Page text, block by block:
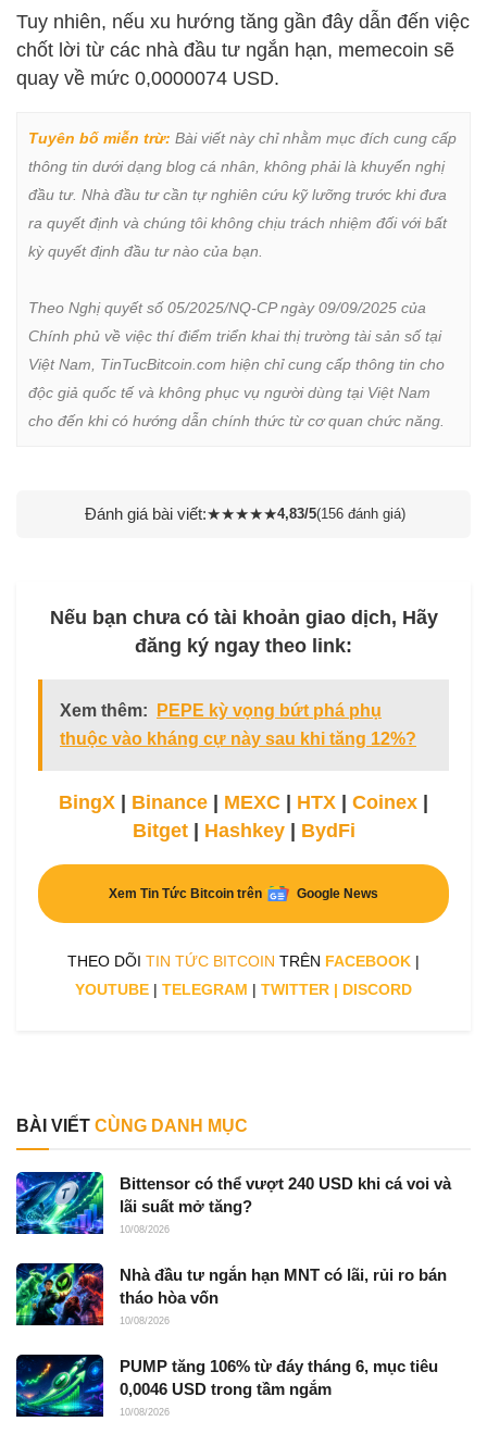
Tuy nhiên, nếu xu hướng tăng gần đây dẫn đến việc
chốt lời từ các nhà đầu tư ngắn hạn, memecoin sẽ
quay về mức 0,0000074 USD.
Tuyên bố miễn trừ: Bài viết này chỉ nhằm mục đích cung cấp
thông tin dưới dạng blog cá nhân, không phải là khuyến nghị
đầu tư. Nhà đầu tư cần tự nghiên cứu kỹ lưỡng trước khi đưa
ra quyết định và chúng tôi không chịu trách nhiệm đối với bất
kỳ quyết định đầu tư nào của bạn.
Theo Nghị quyết số 05/2025/NQ-CP ngày 09/09/2025 của
Chính phủ về việc thí điểm triển khai thị trường tài sản số tại
Việt Nam, TinTucBitcoin.com hiện chỉ cung cấp thông tin cho
độc giả quốc tế và không phục vụ người dùng tại Việt Nam
cho đến khi có hướng dẫn chính thức từ cơ quan chức năng.
Đánh giá bài viết:★★★★★4,83/5(156 đánh giá)
Nếu bạn chưa có tài khoản giao dịch, Hãy
đăng ký ngay theo link:
Xem thêm:
PEPE kỳ vọng bứt phá phụ
thuộc vào kháng cự này sau khi tăng 12%?
BingX Binance MEXC HTX Coinex
Bitget| Hashkey| BydFi
Xem Tin Tức Bitcoin trên Google News
THEO DÕI TIN TỨC BITCOIN TRÊN FACEBOOK |
YOUTUBE | TELEGRAM | TWITTER | DISCORD
BÀI VIẾT CÙNG DANH MỤC
Bittensor có thể vượt 240 USD khi cá voi và
lãi suất mở tăng?
10/08/2026
Nhà đầu tư ngắn hạn MNT có lãi, rủi ro bán
tháo hòa vốn
10/08/2026
PUMP tăng 106% từ đáy tháng 6, mục tiêu
0,0046 USD trong tầm ngắm
10/08/2026